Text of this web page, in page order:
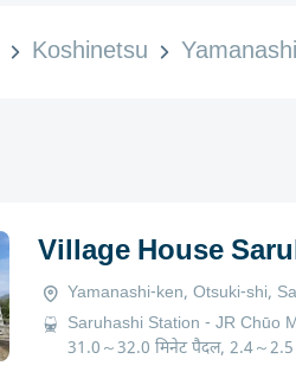
Koshinetsu Yamanashi
Village House
Yamanashi-ken, Otsuki-shi,
Saruhashi Station - JR Chūo
31.0～32.0 मिनेट पैदल, 2.4～2.5